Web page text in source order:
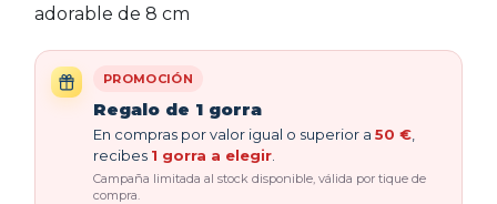
adorable de 8 cm
PROMOCIÓN
Regalo de 1 gorra
En compras por valor igual o superior a 50 €
recibes 1 gorra a elegir
Campaña limitada al stock disponible, válida por tique de
compra.